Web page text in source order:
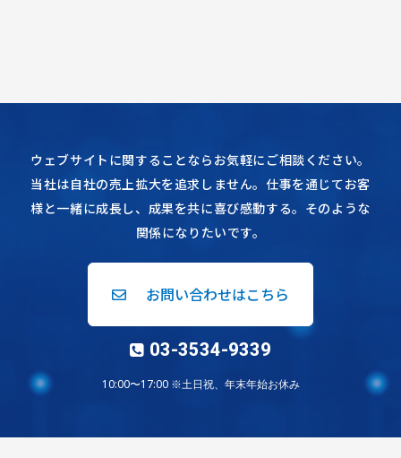
ウェブサイトに関することならお気軽にご相談ください。
当社は自社の売上拡大を追求しません。仕事を通じてお客
様と一緒に成長し、成果を共に喜び感動する。そのような
関係になりたいです。
お問い合わせはこちら
03-3534-9339
10:00〜17:00 ※土日祝、年末年始お休み